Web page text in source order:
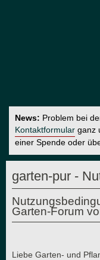
News: Problem bei
Kontaktformular ganz
einer Spende oder
garten-pur -
Garten-Forum
Liebe Garten- und